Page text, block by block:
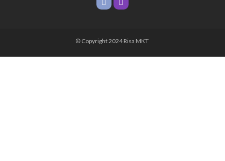
© Copyright 2024 Risa MKT